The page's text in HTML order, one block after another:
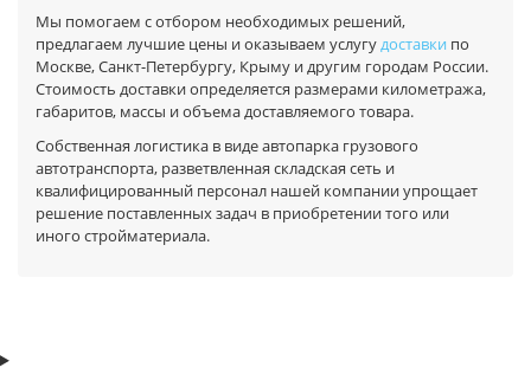
Мы помогаем с отбором необходимых решений,
предлагаем лучшие цены и оказываем услугудоставки по
Москве, Санкт-Петербургу, Крыму и другим городам России.
Стоимость доставки определяется размерами километража,
габаритов, массы и объема доставляемого товара.
Собственная логистика в виде автопарка грузового
автотранспорта, разветвленная складская сеть и
квалифицированный персонал нашей компании упрощает
решение поставленных задач в приобретении того или
иного стройматериала.